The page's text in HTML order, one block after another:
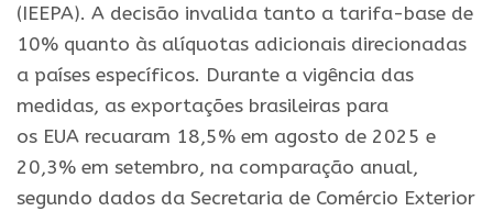
(IEEPA). A decisão invalida tanto a tarifa-base de
10% quanto às alíquotas adicionais direcionadas
a países específicos. Durante a vigência das
medidas, as exportações brasileiras para
os EUA recuaram 18,5% em agosto de 2025 e
20,3% em setembro, na comparação anual,
segundo dados da Secretaria de Comércio Exterior